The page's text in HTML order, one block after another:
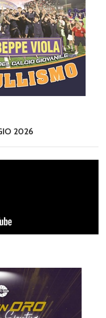
2026